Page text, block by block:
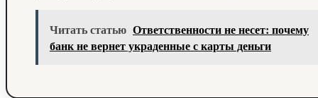
Читать статью Ответственности не несет: почему
банк не вернет украденные с карты деньги